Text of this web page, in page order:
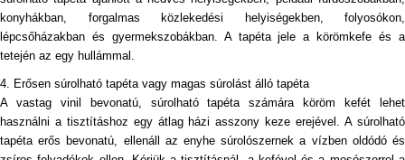
konyhákban, forgalmas közlekedési helyiségekben, folyosókon,
lépcsőházakban és gyermekszobákban. A tapéta jele a körömkefe és a
tetején az egy hullámmal.
4. Erősen súrolható tapéta vagy magas súrolást álló tapéta
A vastag vinil bevonatú, súrolható tapéta számára köröm kefét lehet
használni a tisztításhoz egy átlag házi asszony keze erejével. A súrolható
tapéta erős bevonatú, ellenáll az enyhe súrolószernek a vízben oldódó és